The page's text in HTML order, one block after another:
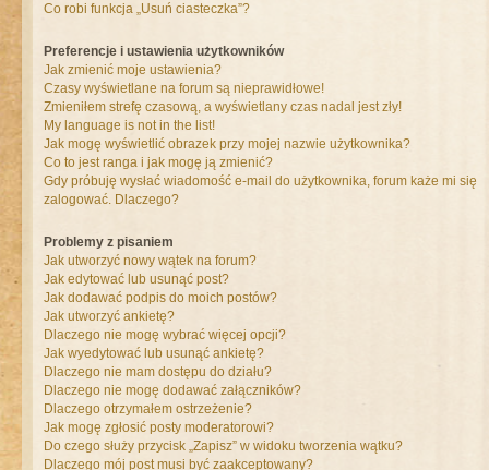
Co robi funkcja „Usuń ciasteczka”?
Preferencje i ustawienia użytkowników
Jak zmienić moje ustawienia?
Czasy wyświetlane na forum są nieprawidłowe!
Zmieniłem strefę czasową, a wyświetlany czas nadal jest zły!
My language is not in the list!
Jak mogę wyświetlić obrazek przy mojej nazwie użytkownika?
Co to jest ranga i jak mogę ją zmienić?
Gdy próbuję wysłać wiadomość e-mail do użytkownika, forum każe mi się
zalogować. Dlaczego?
Problemy z pisaniem
Jak utworzyć nowy wątek na forum?
Jak edytować lub usunąć post?
Jak dodawać podpis do moich postów?
Jak utworzyć ankietę?
Dlaczego nie mogę wybrać więcej opcji?
Jak wyedytować lub usunąć ankietę?
Dlaczego nie mam dostępu do działu?
Dlaczego nie mogę dodawać załączników?
Dlaczego otrzymałem ostrzeżenie?
Jak mogę zgłosić posty moderatorowi?
Do czego służy przycisk „Zapisz” w widoku tworzenia wątku?
Dlaczego mój post musi być zaakceptowany?